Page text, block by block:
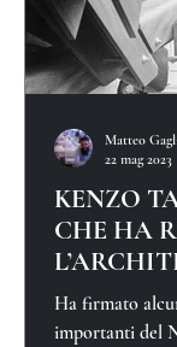
KENZO
CHE HA
Ha firmato
importanti del
Matteo
22 mag 2023